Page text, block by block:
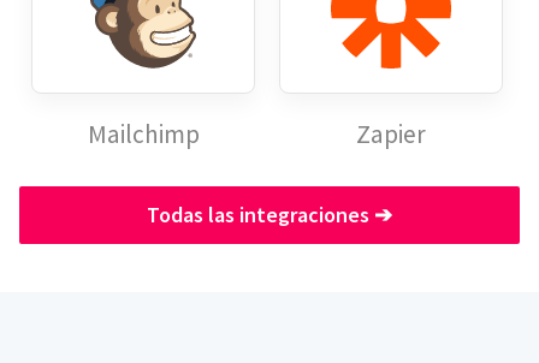
Mailchimp Zapier
Todas las integraciones ➔